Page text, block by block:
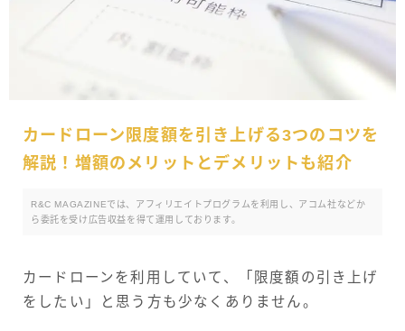
カードローン限度額を引き上げる3つのコツを
解説！増額のメリットとデメリットも紹介
R&C MAGAZINEでは、アフィリエイトプログラムを利用し、アコム社などか
ら委託を受け広告収益を得て運用しております。
カードローンを利用していて、「限度額の引き上げ
をしたい」と思う方も少なくありません。